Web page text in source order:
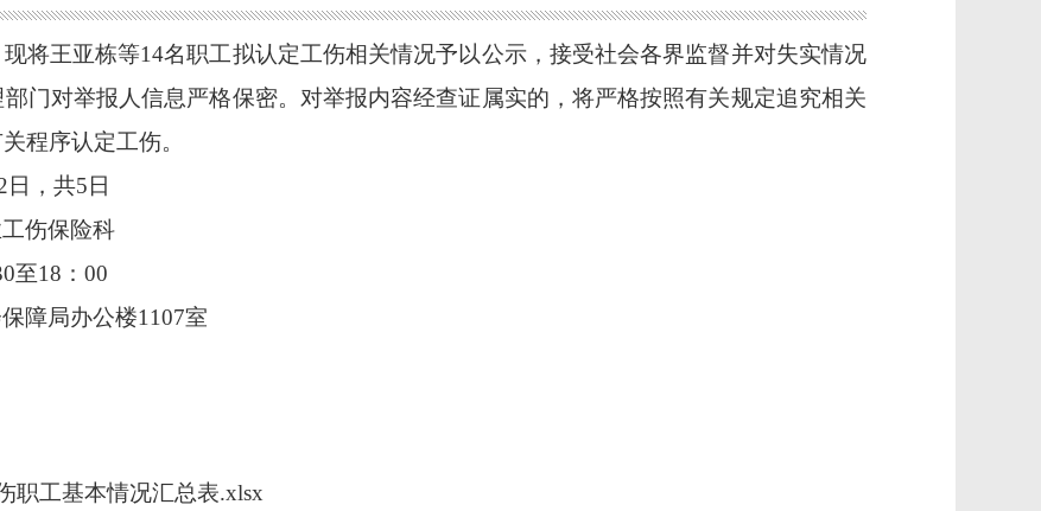
将王亚栋等14名职工拟认定工伤相关情况予以公示， 接受社会各界监督并对失实情况
部门对举报人信息严格保密。 对举报内容经查证属实的，将严格按照有关规定追究相关
程序认定工伤。
日，共5日
工伤保险科
至18：00
障局办公楼1107室
职工基本情况汇总表.xlsx